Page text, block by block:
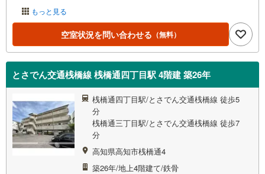
もっと見る
空室状況を問い合わせる （無料）
とさでん交通桟橋線 桟橋通四丁目駅 4階建 築26年
桟橋通四丁目駅/とさでん交通桟橋線 徒歩5
分
桟橋通三丁目駅/とさでん交通桟橋線 徒歩7
分
高知県高知市桟橋通4
築26年/地上4階建て/鉄骨